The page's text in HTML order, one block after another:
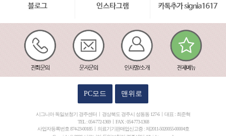
PC모드 맨위로
시그니아 독일보청기 경주센터 경상북도 경주시 성동동 127-6
대표 : 최준혁
TEL : 054-772-1369
FAX : 054-773-1368
사업자등록번호 874-23-00185
의료기기판매업신고증 : 제2011-5020055-00004호